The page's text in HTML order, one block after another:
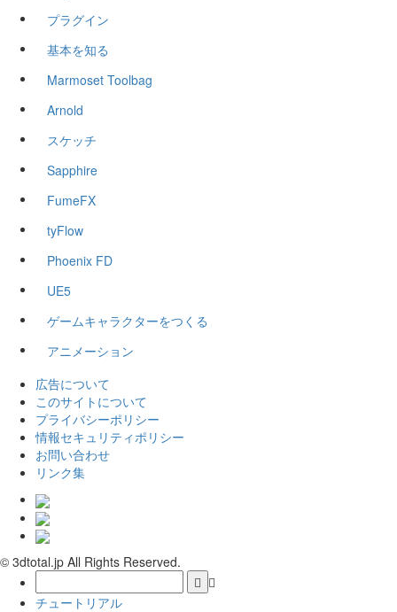
プラグイン
基本を知る
Marmoset Toolbag
Arnold
スケッチ
Sapphire
FumeFX
tyFlow
Phoenix FD
UE5
ゲームキャラクターをつくる
アニメーション
広告について
このサイトについて
プライバシーポリシー
情報セキュリティポリシー
お問い合わせ
リンク集
© 3dtotal.jp All Rights Reserved.
チュートリアル